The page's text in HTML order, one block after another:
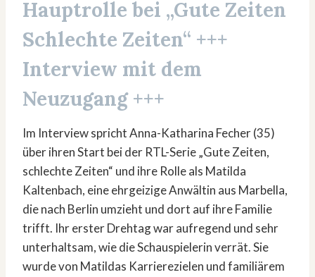
Hauptrolle bei „Gute Zeiten
Schlechte Zeiten“ +++
Interview mit dem
Neuzugang +++
Im Interview spricht Anna-Katharina Fecher (35)
über ihren Start bei der RTL-Serie „Gute Zeiten,
schlechte Zeiten“ und ihre Rolle als Matilda
Kaltenbach, eine ehrgeizige Anwältin aus Marbella,
die nach Berlin umzieht und dort auf ihre Familie
trifft. Ihr erster Drehtag war aufregend und sehr
unterhaltsam, wie die Schauspielerin verrät. Sie
wurde von Matildas Karrierezielen und familiärem